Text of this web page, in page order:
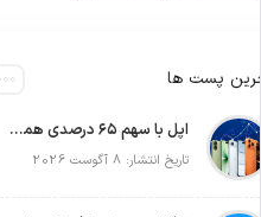
آخرین پست ها
اپل با سهم ۶۵ درصدی همچنان فرمانروای بازار گوشی‌های پریمیوم جهان است
تاریخ انتشار: 8 آگوست 2026